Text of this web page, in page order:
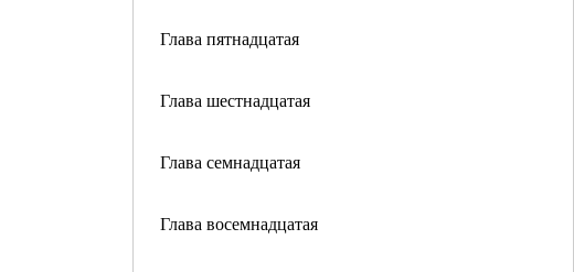
Глава пятнадцатая
Глава шестнадцатая
Глава семнадцатая
Глава восемнадцатая